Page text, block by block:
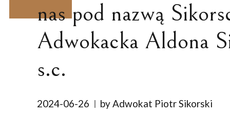
OBRONA W SPRAWIE KARNEJ
CYBERPRZESTĘPSTWA
KONTRAKTOWA
nas pod nazwą
Adwokacka Aldona
s.c.
2024-06-26 by Adwokat Piotr Sikorski